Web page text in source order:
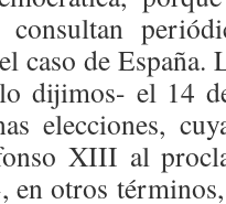
caso de
dijimos- el 14
elecciones,
XIII al
en otros